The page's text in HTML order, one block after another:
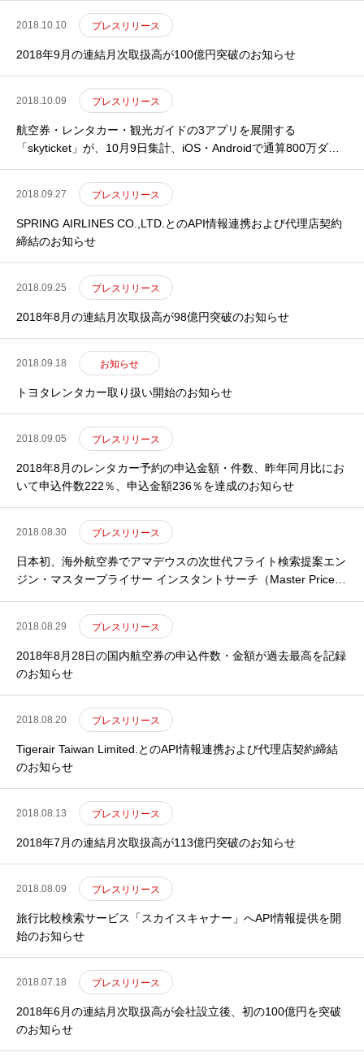
2018.10.10 プレスリリース
2018年9月の連結月次取扱高が100億円突破のお知らせ
2018.10.09 プレスリリース
航空券・レンタカー・観光ガイドの3アプリを展開する
「skyticket」が、10月9日集計、iOS・Androidで通算800万ダウ
2018.09.27 プレスリリース
SPRING AIRLINES CO.,LTD.とのAPI情報連携および代理店契約
締結のお知らせ
2018.09.25 プレスリリース
2018年8月の連結月次取扱高が98億円突破のお知らせ
2018.09.18 お知らせ
トヨタレンタカー取り扱い開始のお知らせ
2018.09.05 プレスリリース
2018年8月のレンタカー予約の申込金額・件数、昨年同月比にお
いて申込件数222％、申込金額236％を達成のお知らせ
2018.08.30 プレスリリース
日本初、海外航空券でアマデウスの次世代フライト検索提案エン
ジン・マスタープライサー インスタントサーチ（Master Pricer
2018.08.29 プレスリリース
2018年8月28日の国内航空券の申込件数・金額が過去最高を記録
のお知らせ
2018.08.20 プレスリリース
Tigerair Taiwan Limited.とのAPI情報連携および代理店契約締結
のお知らせ
2018.08.13 プレスリリース
2018年7月の連結月次取扱高が113億円突破のお知らせ
2018.08.09 プレスリリース
旅行比較検索サービス「スカイスキャナー」へAPI情報提供を開
始のお知らせ
2018.07.18 プレスリリース
2018年6月の連結月次取扱高が会社設立後、初の100億円を突破
のお知らせ